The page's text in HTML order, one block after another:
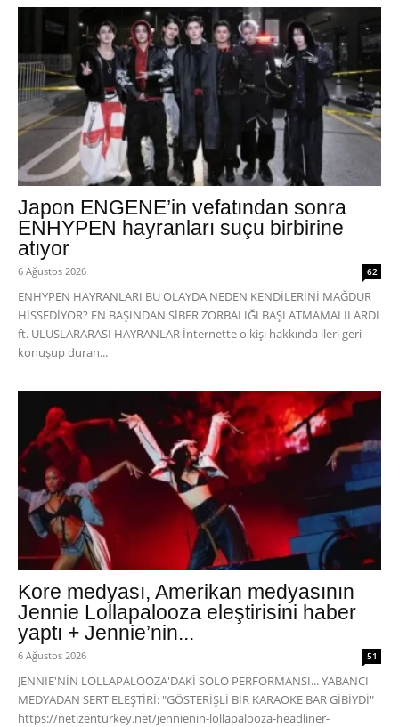
Japon ENGENE’in vefatından sonra
ENHYPEN hayranları suçu birbirine
atıyor
6 Ağustos 2026 62
ENHYPEN HAYRANLARI BU OLAYDA NEDEN KENDİLERİNİ MAĞDUR
HİSSEDİYOR? EN BAŞINDAN SİBER ZORBALIĞI BAŞLATMAMALILARDI
ft. ULUSLARARASI HAYRANLAR İnternette o kişi hakkında ileri geri
konuşup duran...
Kore medyası, Amerikan medyasının
Jennie Lollapalooza eleştirisini haber
yaptı + Jennie’nin...
6 Ağustos 2026 51
JENNIE'NİN LOLLAPALOOZA'DAKİ SOLO PERFORMANSI... YABANCI
MEDYADAN SERT ELEŞTİRİ: "GÖSTERİŞLİ BİR KARAOKE BAR GİBİYDİ"
https://netizenturkey.net/jennienin-lollapalooza-headliner-